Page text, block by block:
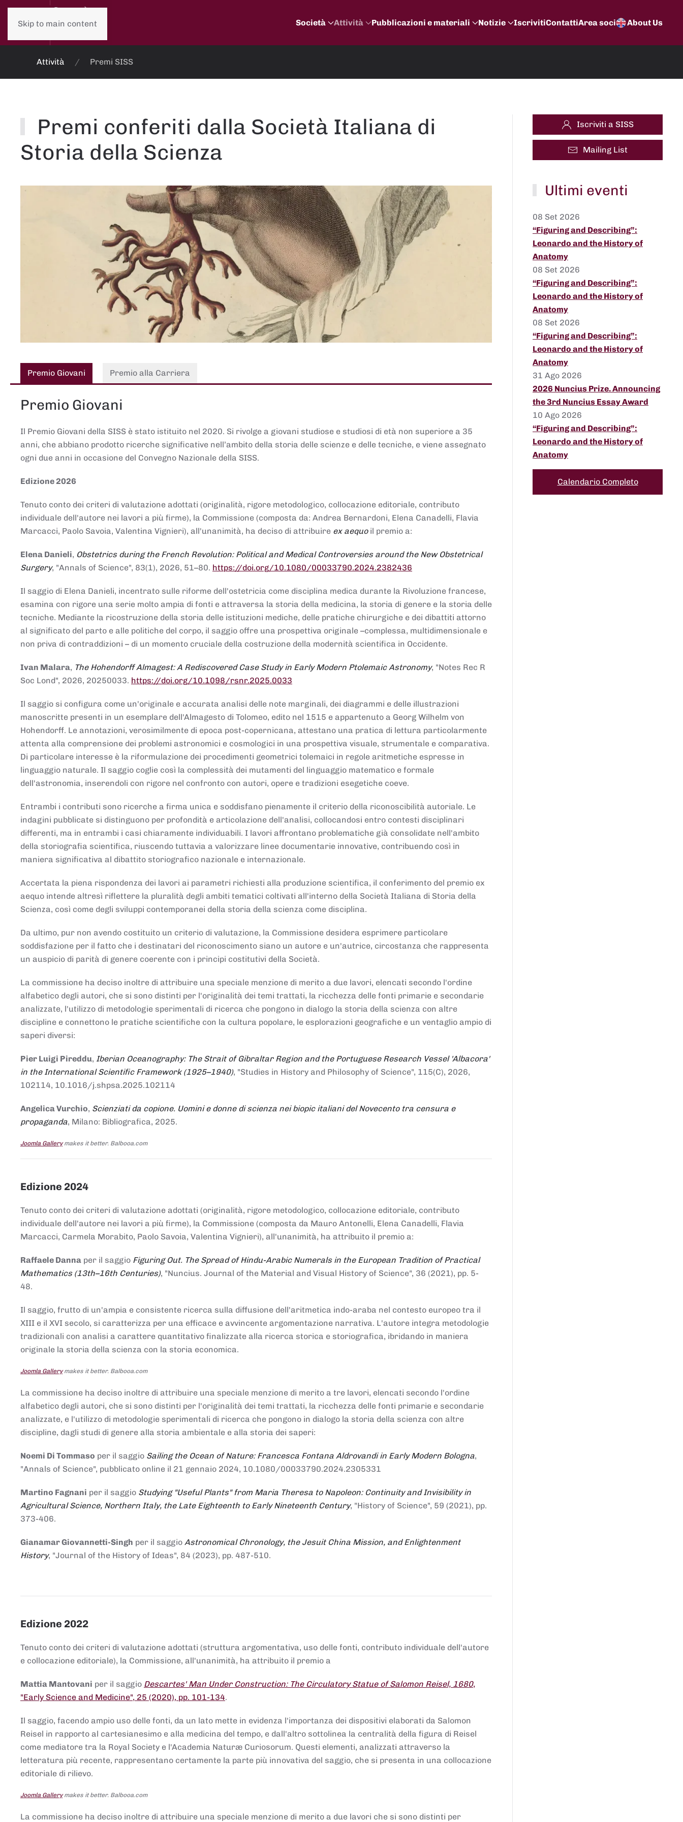
Skip to main content Società Attività Pubblicazioni e materiali Notizie IscrivitiContattiArea soci About Us
Attività Premi SISS
Premi conferiti dalla Società Italiana di
Storia della Scienza
Premio Giovani Premio alla Carriera
Premio Giovani
Il Premio Giovani della SISS è stato istituito nel 2020. Si rivolge a giovani studiose e studiosi di età non superiore a 35
anni, che abbiano prodotto ricerche significative nell’ambito della storia delle scienze e delle tecniche, e viene assegnato
ogni due anni in occasione del Convegno Nazionale della SISS.
Edizione 2026
Tenuto conto dei criteri di valutazione adottati (originalità, rigore metodologico, collocazione editoriale, contributo
individuale dell'autore nei lavori a più firme), la Commissione (composta da: Andrea Bernardoni, Elena Canadelli, Flavia
Marcacci, Paolo Savoia, Valentina Vignieri), all'unanimità, ha deciso di attribuire ex aequoil premio a:
Elena Danieli, Obstetrics during the French Revolution: Political and Medical Controversies around the New Obstetrical
Surgery, "Annals of Science", 83(1), 2026, 51–80. https://doi.org/10.1080/00033790.2024.2382436
Il saggio di Elena Danieli, incentrato sulle riforme dell'ostetricia come disciplina medica durante la Rivoluzione francese,
esamina con rigore una serie molto ampia di fonti e attraversa la storia della medicina, la storia di genere e la storia delle
tecniche. Mediante la ricostruzione della storia delle istituzioni mediche, delle pratiche chirurgiche e dei dibattiti attorno
al significato del parto e alle politiche del corpo, il saggio offre una prospettiva originale –complessa, multidimensionale e
non priva di contraddizioni – di un momento cruciale della costruzione della modernità scientifica in Occidente.
Ivan Malara, The Hohendorff Almagest: A Rediscovered Case Study in Early Modern Ptolemaic Astronomy, "Notes Rec R
Soc Lond", 2026, 20250033. https://doi.org/10.1098/rsnr.2025.0033
Il saggio si configura come un'originale e accurata analisi delle note marginali, dei diagrammi e delle illustrazioni
manoscritte presenti in un esemplare dell'Almagesto di Tolomeo, edito nel 1515 e appartenuto a Georg Wilhelm von
Hohendorff. Le annotazioni, verosimilmente di epoca post-copernicana, attestano una pratica di lettura particolarmente
attenta alla comprensione dei problemi astronomici e cosmologici in una prospettiva visuale, strumentale e comparativa.
Di particolare interesse è la riformulazione dei procedimenti geometrici tolemaici in regole aritmetiche espresse in
linguaggio naturale. Il saggio coglie così la complessità dei mutamenti del linguaggio matematico e formale
dell'astronomia, inserendoli con rigore nel confronto con autori, opere e tradizioni esegetiche coeve.
Entrambi i contributi sono ricerche a firma unica e soddisfano pienamente il criterio della riconoscibilità autoriale. Le
indagini pubblicate si distinguono per profondità e articolazione dell'analisi, collocandosi entro contesti disciplinari
differenti, ma in entrambi i casi chiaramente individuabili. I lavori affrontano problematiche già consolidate nell'ambito
della storiografia scientifica, riuscendo tuttavia a valorizzare linee documentarie innovative, contribuendo così in
maniera significativa al dibattito storiografico nazionale e internazionale.
Accertata la piena rispondenza dei lavori ai parametri richiesti alla produzione scientifica, il conferimento del premio ex
aequo intende altresì riflettere la pluralità degli ambiti tematici coltivati all'interno della Società Italiana di Storia della
Scienza, così come degli sviluppi contemporanei della storia della scienza come disciplina.
Da ultimo, pur non avendo costituito un criterio di valutazione, la Commissione desidera esprimere particolare
soddisfazione per il fatto che i destinatari del riconoscimento siano un autore e un'autrice, circostanza che rappresenta
un auspicio di parità di genere coerente con i principi costitutivi della Società.
La commissione ha deciso inoltre di attribuire una speciale menzione di merito a due lavori, elencati secondo l'ordine
alfabetico degli autori, che si sono distinti per l'originalità dei temi trattati, la ricchezza delle fonti primarie e secondarie
analizzate, l'utilizzo di metodologie sperimentali di ricerca che pongono in dialogo la storia della scienza con altre
discipline e connettono le pratiche scientifiche con la cultura popolare, le esplorazioni geografiche e un ventaglio ampio di
saperi diversi:
Pier Luigi Pireddu, Iberian Oceanography: The Strait of Gibraltar Region and the Portuguese Research Vessel 'Albacora'
in the International Scientific Framework (1925–1940), "Studies in History and Philosophy of Science", 115(C), 2026,
102114, 10.1016/j.shpsa.2025.102114
Angelica Vurchio, Scienziati da copione. Uomini e donne di scienza nei biopic italiani del Novecento tra censura e
propaganda, Milano: Bibliografica, 2025.
Joomla Gallerymakes it better. Balbooa.com
Edizione 2024
Tenuto conto dei criteri di valutazione adottati (originalità, rigore metodologico, collocazione editoriale, contributo
individuale dell'autore nei lavori a più firme), la Commissione (composta da Mauro Antonelli, Elena Canadelli, Flavia
Marcacci, Carmela Morabito, Paolo Savoia, Valentina Vignieri), all'unanimità, ha attribuito il premio a:
Raffaele Danna per il saggio Figuring Out. The Spread of Hindu-Arabic Numerals in the European Tradition of Practical
Mathematics (13th–16th Centuries), "Nuncius. Journal of the Material and Visual History of Science", 36 (2021), pp. 5-
48.
Il saggio, frutto di un'ampia e consistente ricerca sulla diffusione dell'aritmetica indo-araba nel contesto europeo tra il
XIII e il XVI secolo, si caratterizza per una efficace e avvincente argomentazione narrativa. L'autore integra metodologie
tradizionali con analisi a carattere quantitativo finalizzate alla ricerca storica e storiografica, ibridando in maniera
originale la storia della scienza con la storia economica.
Joomla Gallerymakes it better. Balbooa.com
La commissione ha deciso inoltre di attribuire una speciale menzione di merito a tre lavori, elencati secondo l'ordine
alfabetico degli autori, che si sono distinti per l'originalità dei temi trattati, la ricchezza delle fonti primarie e secondarie
analizzate, e l'utilizzo di metodologie sperimentali di ricerca che pongono in dialogo la storia della scienza con altre
discipline, dagli studi di genere alla storia ambientale e alla storia dei saperi:
Noemi Di Tommaso per il saggio Sailing the Ocean of Nature: Francesca Fontana Aldrovandi in Early Modern Bologna,
"Annals of Science", pubblicato online il 21 gennaio 2024, 10.1080/00033790.2024.2305331
Martino Fagnani per il saggio Studying "Useful Plants" from Maria Theresa to Napoleon: Continuity and Invisibility in
Agricultural Science, Northern Italy, the Late Eighteenth to Early Nineteenth Century, "History of Science", 59 (2021), pp.
373-406.
Gianamar Giovannetti-Singh per il saggio Astronomical Chronology, the Jesuit China Mission, and Enlightenment
History, "Journal of the History of Ideas", 84 (2023), pp. 487-510.
Edizione 2022
Tenuto conto dei criteri di valutazione adottati (struttura argomentativa, uso delle fonti, contributo individuale dell'autore
e collocazione editoriale), la Commissione, all'unanimità, ha attribuito il premio a
Mattia Mantovani per il saggio Descartes' Man Under Construction: The Circulatory Statue of Salomon Reisel, 1680,
"Early Science and Medicine", 25 (2020), pp. 101-134.
Il saggio, facendo ampio uso delle fonti, da un lato mette in evidenza l'importanza dei dispositivi elaborati da Salomon
Reisel in rapporto al cartesianesimo e alla medicina del tempo, e dall'altro sottolinea la centralità della figura di Reisel
come mediatore tra la Royal Society e l'Academia Naturæ Curiosorum. Questi elementi, analizzati attraverso la
letteratura più recente, rappresentano certamente la parte più innovativa del saggio, che si presenta in una collocazione
editoriale di rilievo.
Joomla Gallerymakes it better. Balbooa.com
La commissione ha deciso inoltre di attribuire una speciale menzione di merito a due lavori che si sono distinti per
Iscriviti a SISS
Mailing List
Ultimi eventi
08 Set 2026
“Figuring and Describing”:
Leonardo and the History of
Anatomy
08 Set 2026
“Figuring and Describing”:
Leonardo and the History of
Anatomy
08 Set 2026
“Figuring and Describing”:
Leonardo and the History of
Anatomy
31 Ago 2026
2026 Nuncius Prize. Announcing
the 3rd Nuncius Essay Award
10 Ago 2026
“Figuring and Describing”:
Leonardo and the History of
Anatomy
Calendario Completo